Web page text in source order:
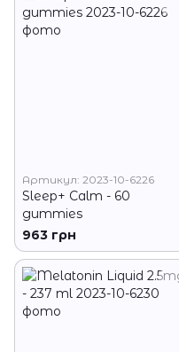
Артикул: 2023-10-6226
Sleep+ Calm - 60
gummies
963 грн